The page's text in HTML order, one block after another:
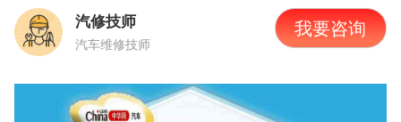
汽修技师
汽车维修技师
我要咨询